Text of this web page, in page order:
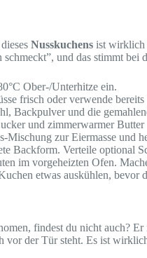
Nusskuchens ist wirklich
und das stimmt
Ober-/Unterhitze ein.
frisch oder verwende bereits
Backpulver und die
und zimmerwarmer
Mischung zur Eiermasse und
Backform. Verteile optional
im vorgeheizten Ofen.
etwas auskühlen, bevor
findest du nicht auch?
der Tür steht. Es ist